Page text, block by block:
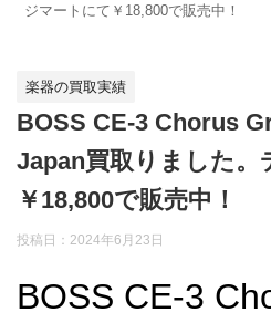
ジマートにて￥18,800で販売中！
楽器の買取実績
BOSS CE-3 Chorus
Japan買取りました。
￥18,800で販売中！
投稿日：2024年6月23日
BOSS CE-3